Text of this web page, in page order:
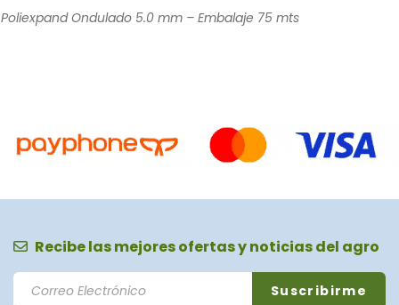
Poliexpand Ondulado 5.0 mm – Embalaje 75 mts
Recibe las mejores ofertas y noticias del agro